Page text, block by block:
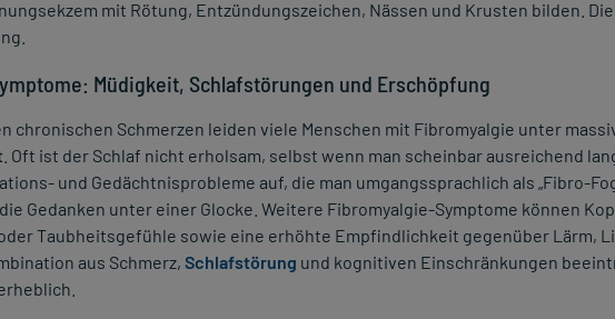
mit Rötung, Entzündungszeichen, Nässen und Krusten bilden.
Müdigkeit, Schlafstörungen und Erschöpfung
chronischen Schmerzen leiden viele Menschen mit Fibromyalgie unter
. Oft ist der Schlaf nicht erholsam, selbst wenn man scheinbar ausreichend
und Gedächtnisprobleme auf, die man umgangssprachlich als „Fibro-
Gedanken unter einer Glocke. Weitere Fibromyalgie-Symptome können
Taubheitsgefühle sowie eine erhöhte Empfindlichkeit gegenüber Lärm,
aus Schmerz, Schlafstörung und kognitiven Einschränkungen